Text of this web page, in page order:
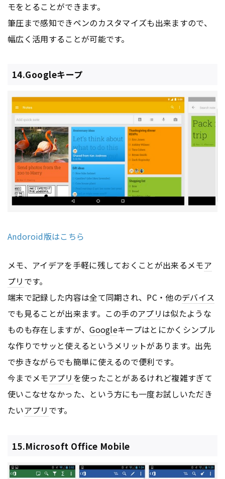
モをとることができます。
筆圧まで感知できペンのカスタマイズも出来ますので、
幅広く活用することが可能です。
14.Googleキープ
Andoroid版はこちら
メモ、アイデアを手軽に残しておくことが出来るメモア
プリ です。
端末で記録した内容は全て同期され、PC・他のデバイス
でも見ることが出来ます。この手のアプリは似たような
ものも存在しますが、Googleキープはとにかくシンプル
な作りでサッと使えるというメリットがあります。出先
で歩きながらでも簡単に使えるので便利です。
今までメモアプリ を使ったことがあるけれど複雑すぎて
使いこなせなかった、という方にも一度お試しいただき
たいアプリ です。
15.Microsoft Office Mobile